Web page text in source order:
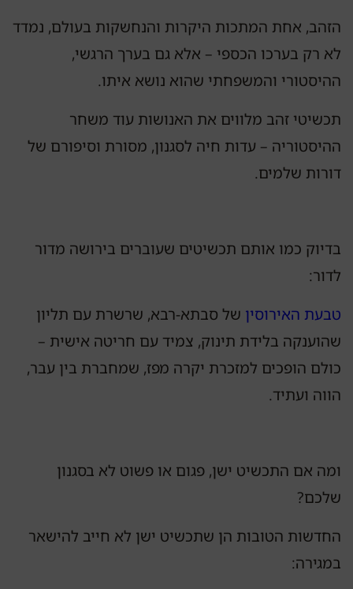
הזהב, אחת המתכות היקרות והנחשקות בעולם, נמדד
לא רק בערכו הכספי – אלא גם בערך הרגשי,
ההיסטורי והמשפחתי שהוא נושא איתו.
תכשיטי זהב מלווים את האנושות עוד משחר
ההיסטוריה – עדות חיה לסגנון, מסורת וסיפורם של
דורות שלמים.
בדיוק כמו אותם תכשיטים שעוברים בירושה מדור
לדור:
טבעת האירוסין של סבתא-רבא, שרשרת עם תליון
שהוענקה בלידת תינוק, צמיד עם חריטה אישית –
כולם הופכים למזכרת יקרה מפז, שמחברת בין עבר,
הווה ועתיד.
ומה אם התכשיט ישן, פגום או פשוט לא בסגנון
שלכם?
החדשות הטובות הן שתכשיט ישן לא חייב להישאר
במגירה: